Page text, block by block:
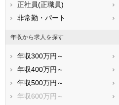
草加市
蕨市
入間市
新座市
久喜市
八潮市
三郷市
正社員(正職員)
非常勤・パート
年収から求人を探す
年収300万円～
年収400万円～
年収500万円～
年収600万円～